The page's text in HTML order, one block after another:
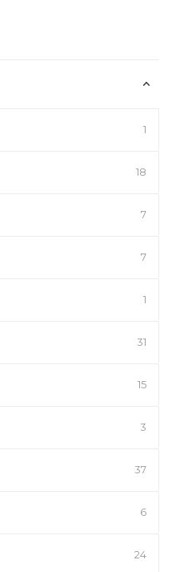
1
18
7
7
1
31
15
3
37
6
24